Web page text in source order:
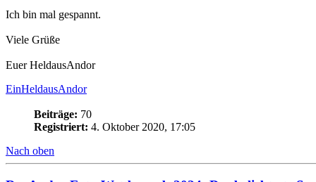
Ich bin mal gespannt.
Viele Grüße
Euer HeldausAndor
EinHeldausAndor
Beiträge: 70
Registriert: 4. Oktober 2020, 17:05
Nach oben